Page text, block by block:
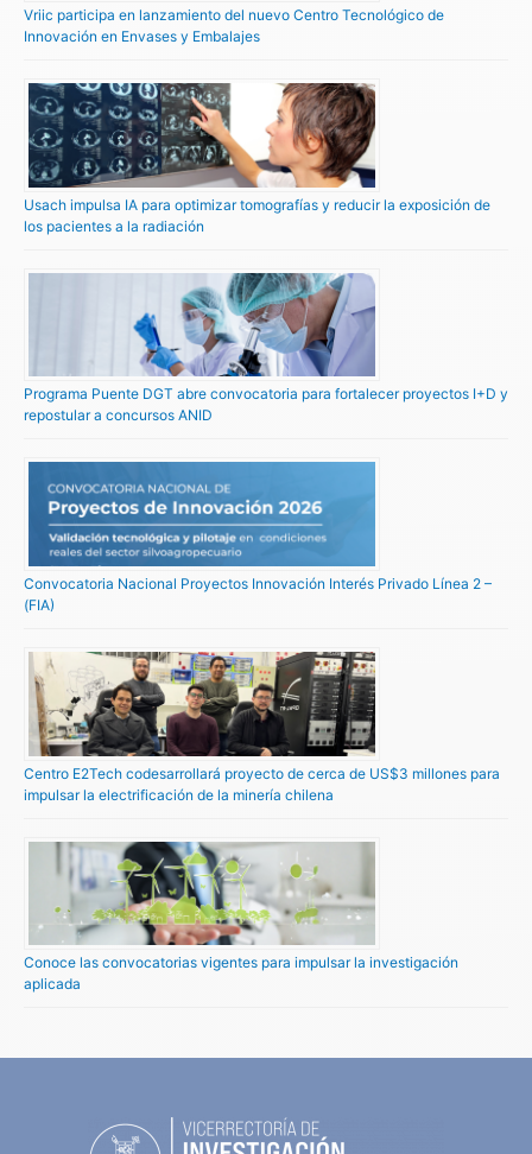
Vriic participa en lanzamiento del nuevo Centro Tecnológico de
Innovación en Envases y Embalajes
Usach impulsa IA para optimizar tomografías y reducir la exposición de
los pacientes a la radiación
Programa Puente DGT abre convocatoria para fortalecer proyectos I+D y
repostular a concursos ANID
Convocatoria Nacional Proyectos Innovación Interés Privado Línea 2 –
(FIA)
Centro E2Tech codesarrollará proyecto de cerca de US$3 millones para
impulsar la electrificación de la minería chilena
Conoce las convocatorias vigentes para impulsar la investigación
aplicada